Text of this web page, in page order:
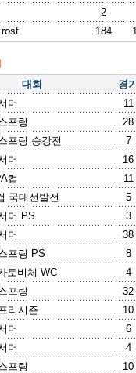
2
184
대회
경
머
11
프링
28
프링 승강전
7
머
16
컵
11
국대선발전
5
머 PS
3
머
38
프링 PS
8
토비체 WC
4
프링
32
리시즌
10
머
6
머
4
프링
10